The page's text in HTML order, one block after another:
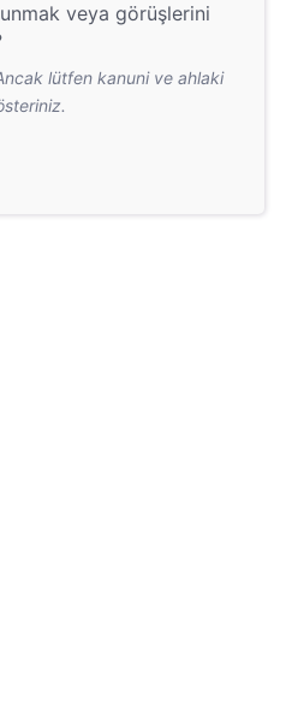
veya görüşlerini
lütfen kanuni ve ahlaki